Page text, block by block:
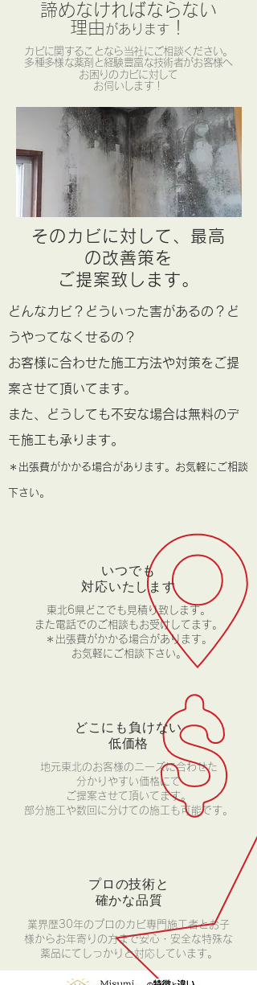
諦めなければならない
理由があります ！
カビに関することなら当社にご相談ください。
多種多様な薬剤と経験豊富な技術者がお客様へ
お困りのカビに対して
​お伺いします！
そのカビに対して、最高
の改善策を
ご提案致します。
どんなカビ？どういった害があるの？ど
うやってなくせるの？
​お客様に合わせた施工方法や対策をご提
案させて頂いてます。
また、どうしても不安な場合は無料のデ
モ施工も承ります。
＊出張費がかかる場合があります。 ​お気軽にご相談
下さい。
いつでも
対応いたします
​東北6県どこでも見積り致します。
​また電話でのご相談もお受けしてます。
＊出張費がかかる場合があります。
​お気軽にご相談下さい。
どこにも負けない
低価格
地元東北のお客様のニーズに合わせた
分かりやすい価格にて
ご提案させて頂いてます。
​部分施工や数回に分けての施工も可能です。
プロの技術と
​確かな品質
​業界歴30年のプロのカビ専門施工者とお子
様からお年寄りの方まで安心・安全な特殊な
薬品にてしっかりと対応しています。